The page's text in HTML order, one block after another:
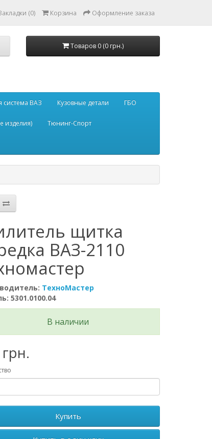
(0) Корзина Оформление заказа
Товаров 0 (0 грн.)
система ВАЗ Кузовные детали ГБО
изделия) Тюнинг-Спорт
щитка
ВАЗ-2110
ТехноМастер
5301.0100.04
В наличии
Купить